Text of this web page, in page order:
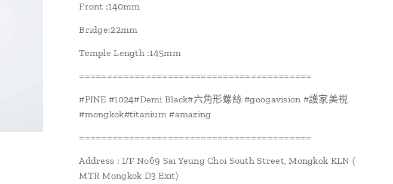
Front :140mm
Bridge:22mm
Temple Length :145mm
==========================================
#PINE #1024#Demi Black#六角形螺絲 #googavision #護家美視
#mongkok#titanium #amazing
==========================================
Address : 1/F No69 Sai Yeung Choi South Street, Mongkok KLN (
MTR Mongkok D3 Exit)